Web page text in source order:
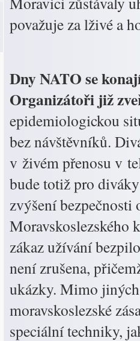
považuje za lživé a
Dny NATO se
Organizátoři již
epidemiologickou
bez návštěvníků.
v živém přenosu v
bude totiž pro
zvýšení bezpečnosti
Moravskoslezského
zákaz užívání
není zrušena,
ukázky. Mimo
moravskoslezské
speciální techniky,